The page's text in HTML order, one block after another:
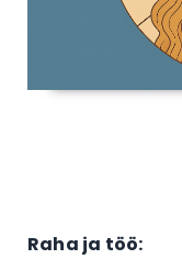
Raha ja töö: